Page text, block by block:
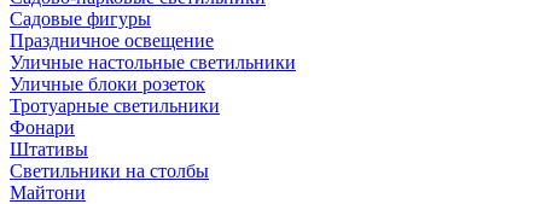
Садовые фигуры
Праздничное освещение
Уличные настольные светильники
Уличные блоки розеток
Тротуарные светильники
Фонари
Штативы
Светильники на столбы
Майтони